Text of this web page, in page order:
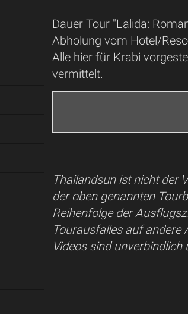
Dauer Tour "Lalida:
Abholung vom Hotel/
Alle hier für Krabi
vermittelt.
Thailandsun ist nicht der
der oben genannten
Reihenfolge der
Tourausfalles auf andere
Videos sind